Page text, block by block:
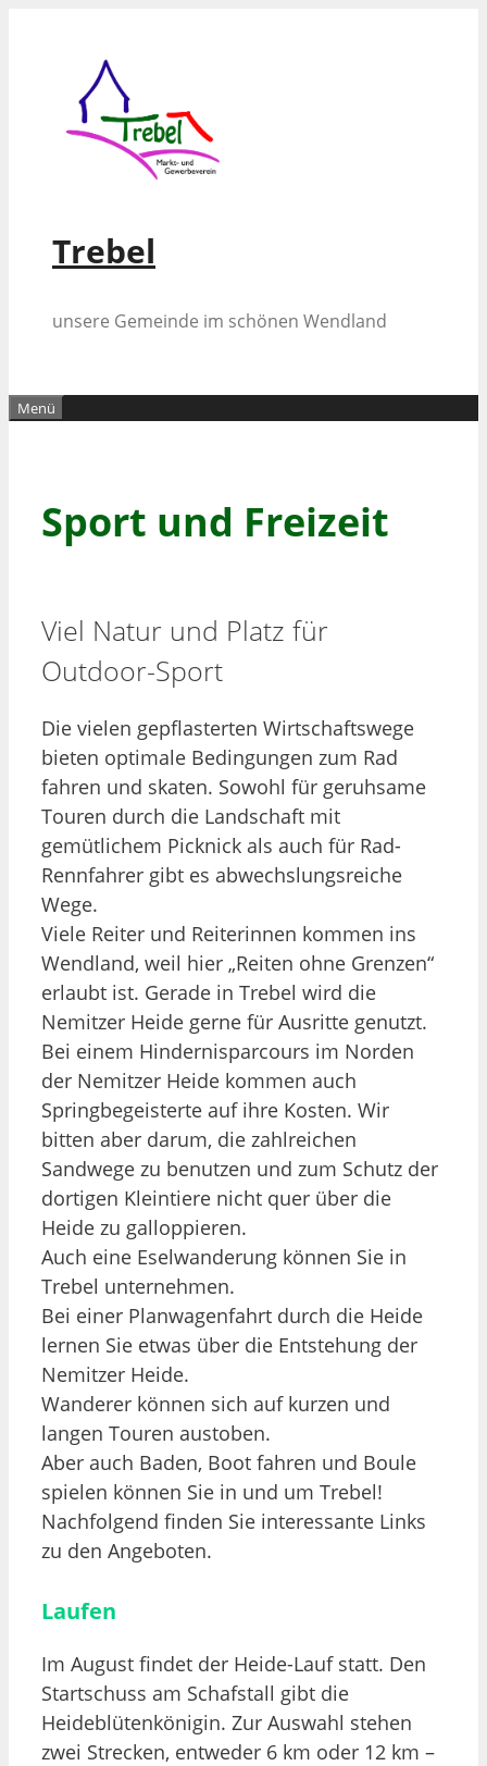
Trebel
unsere Gemeinde im schönen Wendland
Menü
Sport und Freizeit
Viel Natur und Platz für
Outdoor-Sport
Die vielen gepflasterten Wirtschaftswege
bieten optimale Bedingungen zum Rad
fahren und skaten. Sowohl für geruhsame
Touren durch die Landschaft mit
gemütlichem Picknick als auch für Rad-
Rennfahrer gibt es abwechslungsreiche
Wege.
Viele Reiter und Reiterinnen kommen ins
Wendland, weil hier „Reiten ohne Grenzen“
erlaubt ist. Gerade in Trebel wird die
Nemitzer Heide gerne für Ausritte genutzt.
Bei einem Hindernisparcours im Norden
der Nemitzer Heide kommen auch
Springbegeisterte auf ihre Kosten. Wir
bitten aber darum, die zahlreichen
Sandwege zu benutzen und zum Schutz der
dortigen Kleintiere nicht quer über die
Heide zu galloppieren.
Auch eine Eselwanderung können Sie in
Trebel unternehmen.
Bei einer Planwagenfahrt durch die Heide
lernen Sie etwas über die Entstehung der
Nemitzer Heide.
Wanderer können sich auf kurzen und
langen Touren austoben.
Aber auch Baden, Boot fahren und Boule
spielen können Sie in und um Trebel!
Nachfolgend finden Sie interessante Links
zu den Angeboten.
Laufen
Im August findet der Heide-Lauf statt. Den
Startschuss am Schafstall gibt die
Heideblütenkönigin. Zur Auswahl stehen
zwei Strecken, entweder 6 km oder 12 km –